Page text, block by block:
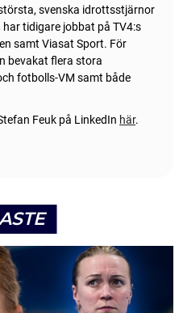
svenska idrottsstjärnor
tidigare jobbat på TV4:s
samt Viasat Sport. För
bevakat flera stora
fotbolls-VM samt både
Feuk på LinkedIn här.